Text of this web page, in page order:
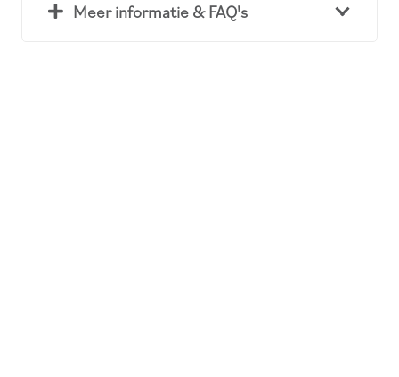
Meer informatie & FAQ's